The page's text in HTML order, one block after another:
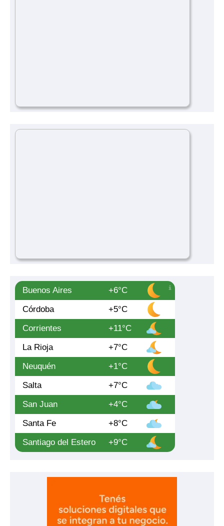
Buenos Aires
+6°C
Córdoba
+5°C
Corrientes
+11°C
La Rioja
+7°C
Neuquén
+1°C
Salta
+7°C
San Juan
+4°C
Santa Fe
+8°C
Santiago del Estero
+9°C